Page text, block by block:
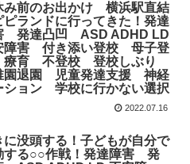
み前のお出かけ 横浜駅直結
ピランドに行ってきた！発達
発達凸凹 ASD ADHD LD
障害 付き添い登校 母子登
育 不登校 登校しぶり
園退園 児童発達支援 神経
ョン 学校に行かない選択
2022.07.16
に没頭する！子どもが自分で
する○○作戦！発達障害 発